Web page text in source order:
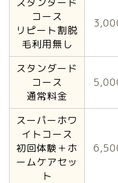
コース
リピート割脱
毛利用無し
スタンダード
コース
通常料金
スーパーホワ
イトコース
初回体験＋ホ
ームケアセッ
ト